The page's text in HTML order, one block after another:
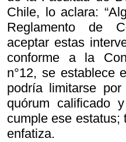
Chile, lo aclara:
Reglamento de
aceptar estas
conforme a la
n°12, se establece
podría limitarse
quórum calificado
cumple ese estatus;
enfatiza.